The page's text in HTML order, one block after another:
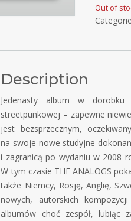
Out of
Description
Jedenasty album w
streetpunkowej – zapewne
jest bezsprzecznym,
na swoje nowe studyjne
i zagranicą po wydaniu w 2008
W tym czasie THE ANALOGS
także Niemcy, Rosję, Anglię,
nowych, autorskich
albumów choć zespół, lubiąc